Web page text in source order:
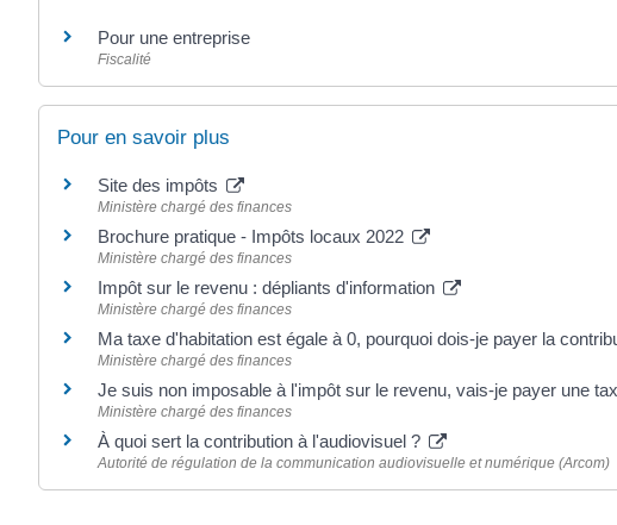
Pour une entreprise
Fiscalité
Pour en savoir plus
Site des impôts
Ministère chargé des finances
Brochure pratique - Impôts locaux 2022
Ministère chargé des finances
Impôt sur le revenu : dépliants d'information
Ministère chargé des finances
Ma taxe d'habitation est égale à 0, pourquoi dois-je payer la
Ministère chargé des finances
Je suis non imposable à l'impôt sur le revenu, vais-je payer une
Ministère chargé des finances
À quoi sert la contribution à l'audiovisuel ?
Autorité de régulation de la communication audiovisuelle et numérique (Arcom)